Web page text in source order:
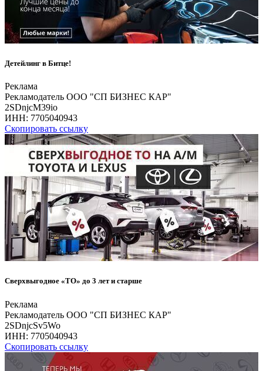
Детейлинг в Битце!
Реклама
Рекламодатель ООО "СП БИЗНЕС КАР"
2SDnjcM39io
ИНН: 7705040943
Скопировать ссылку
Сверхвыгодное «ТО» до 3 лет и старше
Реклама
Рекламодатель ООО "СП БИЗНЕС КАР"
2SDnjcSv5Wo
ИНН: 7705040943
Скопировать ссылку